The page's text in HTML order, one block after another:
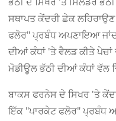
ਸਥਾਪਤ ਕੇਂਦਰੀ ਛੇਕ
ਫਲੋਰ" ਪ੍ਰਬੰਧ ਅਪਣਾਇਆ
ਦੀਆਂ ਕੰਧਾਂ 'ਤੇ ਵੈਲਡ ਕੀਤੇ
ਮੋਡੀਊਲ ਭੱਠੀ ਦੀਆਂ ਕੰਧਾਂ ਵੱਲ
ਬਾਕਸ ਫਰਨੇਸ ਦੇ ਸਿਖਰ 'ਤੇ
ਇੱਕ "ਪਾਰਕੇਟ ਫਲੋਰ" ਪ੍ਰਬੰਧ